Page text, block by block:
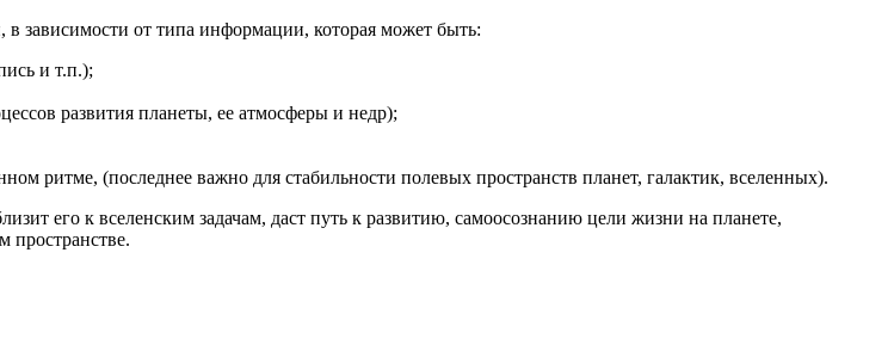
зависимости от типа информации, которая может быть:
и т.п.);
развития планеты, ее атмосферы и недр);
ритме, (последнее важно для стабильности полевых пространств планет, галактик, вселенных).
его к вселенским задачам, даст путь к развитию, самоосознанию цели жизни на планете,
пространстве.